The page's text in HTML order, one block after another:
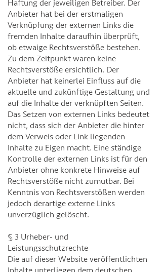
Haftung der jeweiligen Betreiber. Der
Anbieter hat bei der erstmaligen
Verknüpfung der externen Links die
fremden Inhalte daraufhin überprüft,
ob etwaige Rechtsverstöße bestehen.
Zu dem Zeitpunkt waren keine
Rechtsverstöße ersichtlich. Der
Anbieter hat keinerlei Einfluss auf die
aktuelle und zukünftige Gestaltung und
auf die Inhalte der verknüpften Seiten.
Das Setzen von externen Links bedeutet
nicht, dass sich der Anbieter die hinter
dem Verweis oder Link liegenden
Inhalte zu Eigen macht. Eine ständige
Kontrolle der externen Links ist für den
Anbieter ohne konkrete Hinweise auf
Rechtsverstöße nicht zumutbar. Bei
Kenntnis von Rechtsverstößen werden
jedoch derartige externe Links
unverzüglich gelöscht.
§ 3 Urheber- und
Leistungsschutzrechte
Die auf dieser Website veröffentlichten